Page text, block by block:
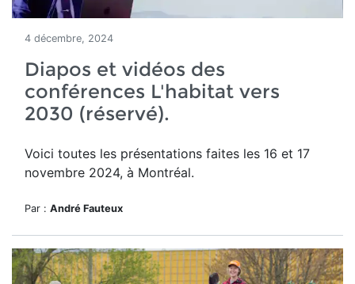
4 décembre, 2024
Diapos et vidéos des
conférences L'habitat vers
2030 (réservé).
Voici toutes les présentations faites les 16 et 17
novembre 2024, à Montréal.
Par : André Fauteux